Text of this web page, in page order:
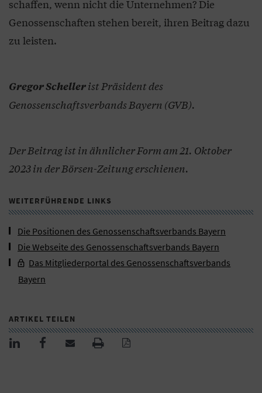
schaffen, wenn nicht die Unternehmen? Die
Genossenschaften stehen bereit, ihren Beitrag dazu
zu leisten.
Gregor Schellerist Präsident des
Genossenschaftsverbands Bayern (GVB).
Der Beitrag ist in ähnlicher Form am 21. Oktober
2023 in der Börsen-Zeitung erschienen.
WEITERFÜHRENDE LINKS
Die Positionen des Genossenschaftsverbands Bayern
Die Webseite des Genossenschaftsverbands Bayern
Das Mitgliederportal des Genossenschaftsverbands
Bayern
ARTIKEL TEILEN